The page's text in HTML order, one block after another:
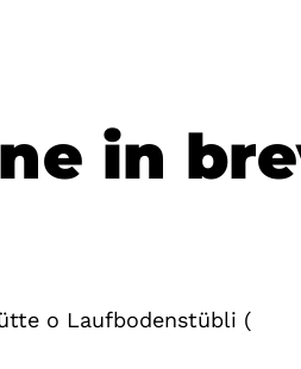
in
o Laufbodenstübli (